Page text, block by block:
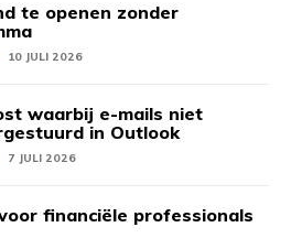
te openen zonder
10 JULI 2026
waarbij e-mails niet
in Outlook
7 JULI 2026
financiële professionals